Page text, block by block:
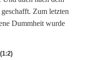
Zum letzten
Dummheit wurde